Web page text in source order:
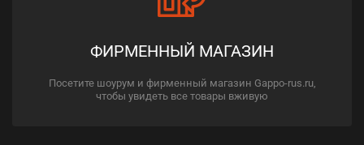
ФИРМЕННЫЙ МАГАЗИН
Посетите шоурум и фирменный магазин Gappo-rus.ru,
чтобы увидеть все товары вживую